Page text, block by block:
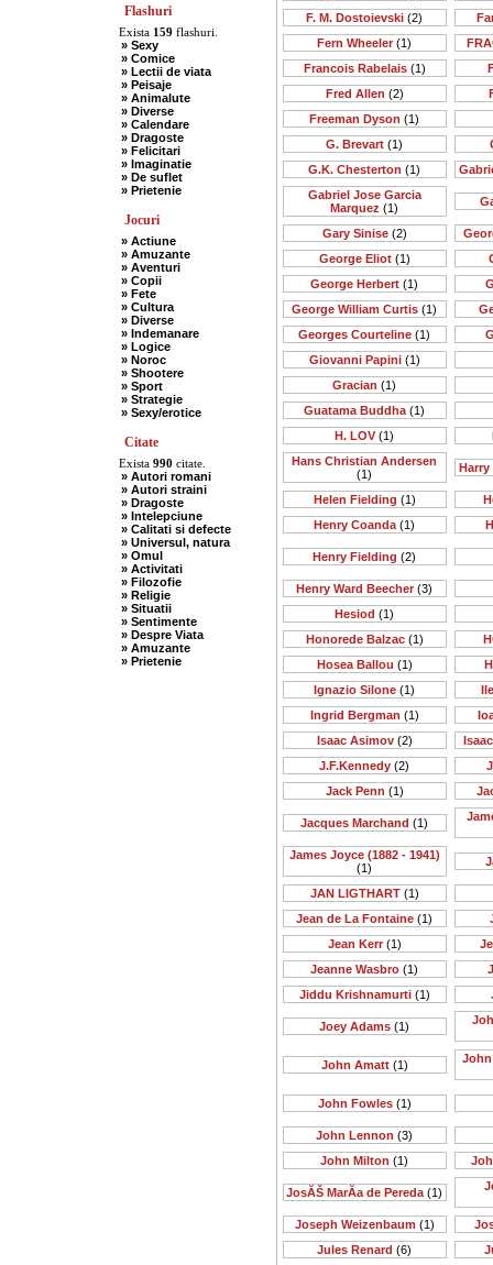
Flashuri
Exista 159 flashuri.
» Sexy
» Comice
» Lectii de viata
» Peisaje
» Animalute
» Diverse
» Calendare
» Dragoste
» Felicitari
» Imaginatie
» De suflet
» Prietenie
Jocuri
» Actiune
» Amuzante
» Aventuri
» Copii
» Fete
» Cultura
» Diverse
» Indemanare
» Logice
» Noroc
» Shootere
» Sport
» Strategie
» Sexy/erotice
Citate
Exista 990 citate.
» Autori romani
» Autori straini
» Dragoste
» Intelepciune
» Calitati si defecte
» Universul, natura
» Omul
» Activitati
» Filozofie
» Religie
» Situatii
» Sentimente
» Despre Viata
» Amuzante
» Prietenie
F. M. Dostoievski (2)
Fern Wheeler (1)
Francois Rabelais(1)
Fred Allen (2)
Freeman Dyson (1)
G. Brevart (1)
G.K. Chesterton (1)
Gabriel Jose Garcia
Marquez (1)
Gary Sinise(2)
George Eliot(1)
George Herbert (1)
George William Curtis (1)
Georges Courteline (1)
Giovanni Papini(1)
Gracian (1)
Guatama Buddha (1)
H. LOV (1)
Hans Christian Andersen
(1)
Harry
Helen Fielding (1)
Henry Coanda (1)
Henry Fielding (2)
Henry Ward Beecher (3)
Hesiod (1)
Honorede Balzac(1)
Hosea Ballou (1)
Ignazio Silone (1)
Ingrid Bergman (1)
Isaac Asimov(2)
J.F.Kennedy (2)
Jack Penn (1)
Jacques Marchand (1)
James Joyce (1882 - 1941)
(1)
JAN LIGTHART(1)
Jean de La Fontaine (1)
Jean Kerr(1)
Jeanne Wasbro (1)
Jiddu Krishnamurti(1)
Joey Adams (1)
John Amatt(1) John
John Fowles(1)
John Lennon (3)
John Milton (1)
JosĂŠ MarĂ­a de Pereda (1)
Joseph Weizenbaum (1)
Jules Renard (6)